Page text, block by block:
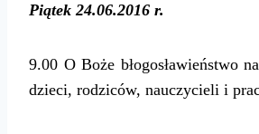
Piątek 24.06.2016 r.
9.00 O Boże błogosławieństwo
dzieci, rodziców, nauczycieli i